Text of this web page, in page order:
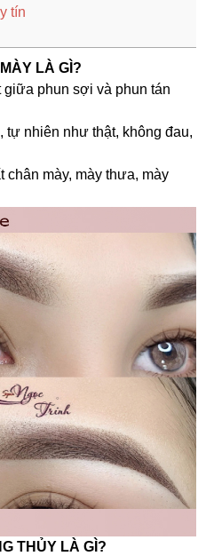
tín
LÀ GÌ?
phun sợi và phun tán
tự nhiên như thật, không đau,
chân mày, mày thưa, mày
THỦY LÀ GÌ?